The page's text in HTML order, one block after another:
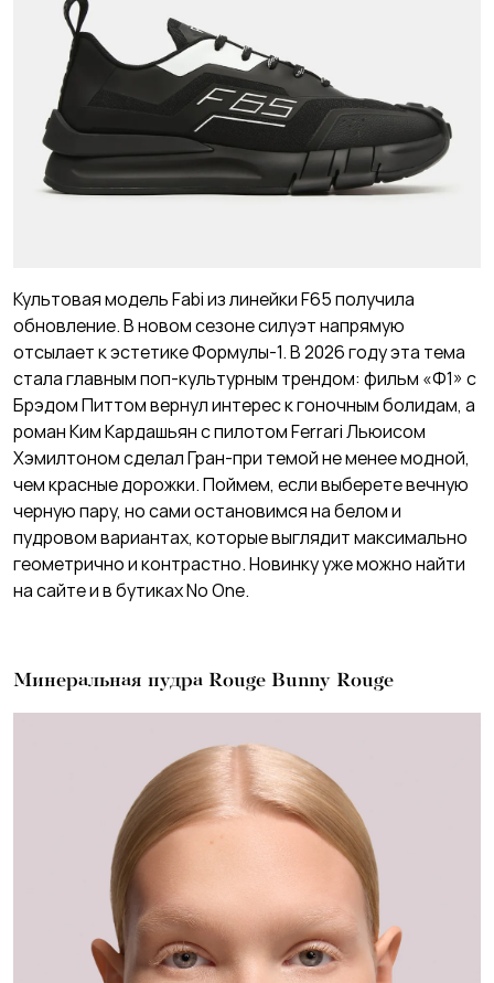
Культовая модель Fabi из линейки F65 получила
обновление. В новом сезоне силуэт напрямую
отсылает к эстетике Формулы-1. В 2026 году эта тема
стала главным поп-культурным трендом: фильм «Ф1» с
Брэдом Питтом вернул интерес к гоночным болидам, а
роман Ким Кардашьян с пилотом Ferrari Льюисом
Хэмилтоном сделал Гран-при темой не менее модной,
чем красные дорожки. Поймем, если выберете вечную
черную пару, но сами остановимся на белом и
пудровом вариантах, которые выглядит максимально
геометрично и контрастно. Новинку уже можно найти
на сайте и в бутиках No One.
Минеральная пудра Rouge Bunny Rouge